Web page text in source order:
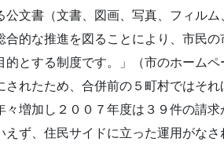
文書（文書、図画、写真、フィル
合的な推進を図ることにより、市民
的とする制度です。」（市のホーム
されたため、合併前の５町村ではそ
々増加し２００７年度は３９件の請
ず、住民サイドに立った運用がなさ